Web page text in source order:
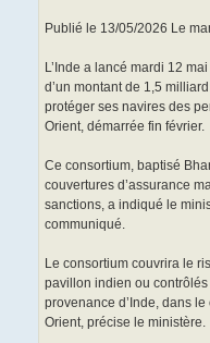
Publié le 13/05/2026 Le
L’Inde a lancé mardi 12
d’un montant de 1,5
protéger ses navires des
Orient, démarrée fin février.
Ce consortium, baptisé
couvertures d’assurance
sanctions, a indiqué le
communiqué.
Le consortium couvrira le
pavillon indien ou
provenance d’Inde, dans
Orient, précise le ministère.